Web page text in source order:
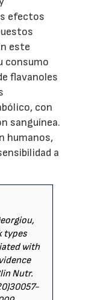
efectos
este
consumo
flavanoles
con
sanguínea.
humanos,
a
types
with
Nutr.